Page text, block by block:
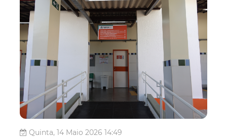
Quinta, 14 Maio 2026 14:49